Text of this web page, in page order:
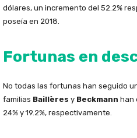
dólares, un incremento del 52.2%
poseía en 2018.
Fortunas en
No todas las fortunas han seguido
familias Baillères y Beckmann han
24% y 19.2%, respectivamente.